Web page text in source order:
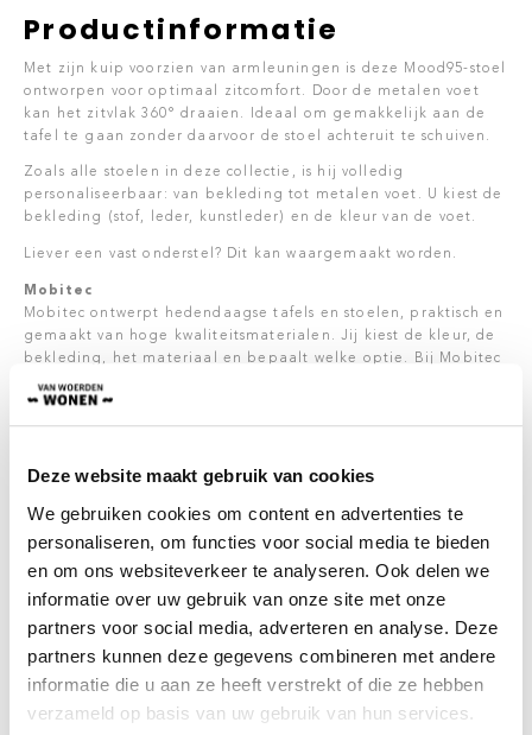
Deze website maakt gebruik van cookies
We gebruiken cookies om content en advertenties te
personaliseren, om functies voor social media te bieden
en om ons websiteverkeer te analyseren. Ook delen we
informatie over uw gebruik van onze site met onze
partners voor social media, adverteren en analyse. Deze
partners kunnen deze gegevens combineren met andere
informatie die u aan ze heeft verstrekt of die ze hebben
verzameld op basis van uw gebruik van hun services.
Productinformatie
Met zijn kuip voorzien van armleuningen is deze Mood95-stoel
ontworpen voor optimaal zitcomfort. Door de metalen voet
kan het zitvlak 360° draaien. Ideaal om gemakkelijk aan de
tafel te gaan zonder daarvoor de stoel achteruit te schuiven.
Zoals alle stoelen in deze collectie, is hij volledig
personaliseerbaar: van bekleding tot metalen voet. U kiest de
bekleding (stof, leder, kunstleder) en de kleur van de voet.
Liever een vast onderstel? Dit kan waargemaakt worden.
Mobitec
Mobitec ontwerpt hedendaagse tafels en stoelen, praktisch en
gemaakt van hoge kwaliteitsmaterialen. Jij kiest de kleur, de
bekleding, het materiaal en bepaalt welke optie. Bij Mobitec
bestaat er geen groot magazijn met stoffige meubels erin, er
wordt enkel op bestelling geproduceerd.
hoeken van Europa.
Onderhoud
Wanneer je bij aanschaf met nieuwe meubelen (die bij Van
Woerden Wonen besteld zijn), kiest voor 5 jaar
onderhoudsgarantie, wordt er voor 5 jaar lang, gratis alle
problemen (die onder de garantie vallen) opgelost. Denk
hierbij aan vlekverwijdering, verhelpen van kraakgeluiden en
losgeraakte verbindingen.
Kort gezegd, problemen die met langdurig gebruik van
meubels voor kunnen komen. Hiervoor hoef jezelf niks te